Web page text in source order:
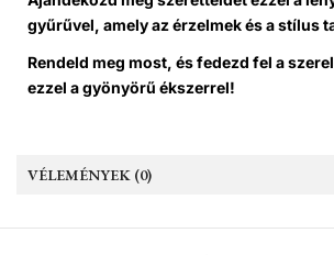
gyűrűvel, amely az érzelmek és a stílus
Rendeld meg most, és fedezd fel a
ezzel a gyönyörű ékszerrel!
VÉLEMÉNYEK (0)